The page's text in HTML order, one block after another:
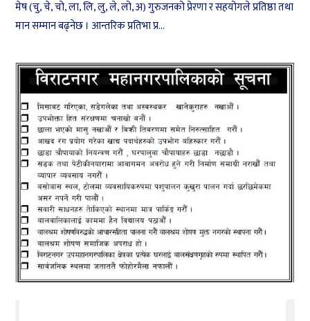
मेष (चु, चे, चो, ला, लि, लु, ले, लो, अ) गुरुजनको प्रेरणा र सहयोगले प्रतिष्ठा तथा
मान सम्मान बढ्नेछ । आन्तरिक प्रतिभा प्र...